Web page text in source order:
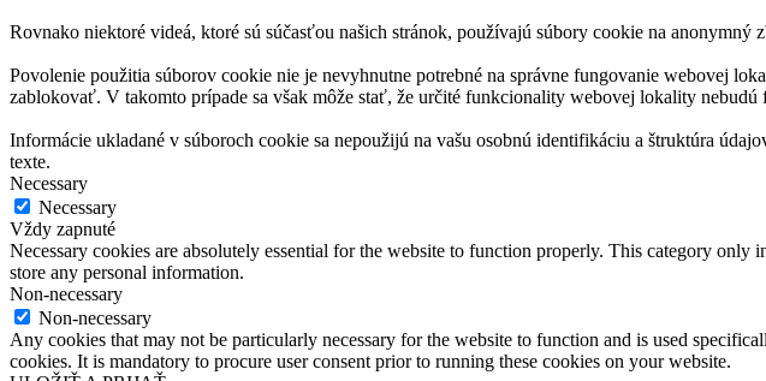
Rovnako niektoré videá, ktoré sú súčasťou našich stránok, používajú súbory cookie na
Povolenie použitia súborov cookie nie je nevyhnutne potrebné na správne fungovanie webovej
zablokovať. V takomto prípade sa však môže stať, že určité funkcionality webovej lokality
Informácie ukladané v súboroch cookie sa nepoužijú na vašu osobnú identifikáciu a štruktúra
texte.
Necessary
Necessary
Vždy zapnuté
Necessary cookies are absolutely essential for the website to function properly. This category
store any personal information.
Non-necessary
Non-necessary
Any cookies that may not be particularly necessary for the website to function and is used
cookies. It is mandatory to procure user consent prior to running these cookies on your website.